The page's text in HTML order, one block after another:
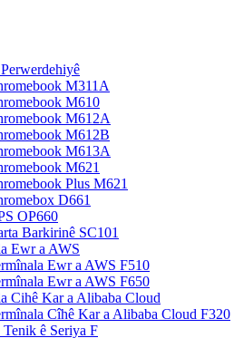
M311A
M610
M612A
M612B
M613A
M621
Plus M621
D661
OP660
Barkirinê SC101
Ewr a AWS
Ewr a AWS F510
Ewr a AWS F650
Cihê Kar a Alibaba Cloud
Cîhê Kar a Alibaba Cloud F320
Tenik ê Seriya F